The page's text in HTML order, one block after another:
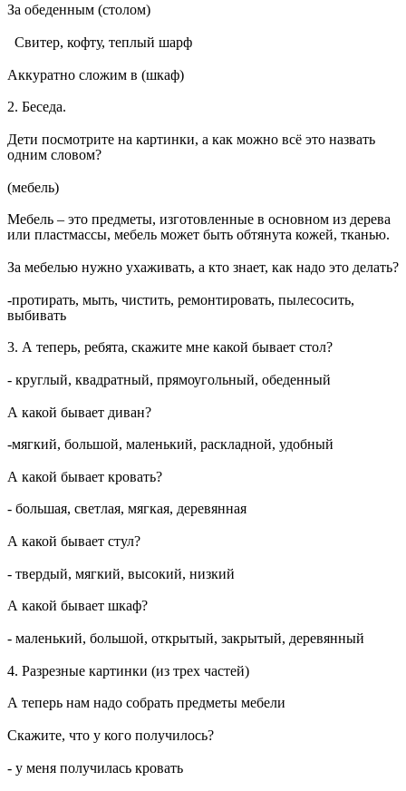
За обеденным (столом)
Свитер, кофту, теплый шарф
Аккуратно сложим в (шкаф)
2. Беседа.
Дети посмотрите на картинки, а как можно всё это назвать
одним словом?
(мебель)
Мебель – это предметы, изготовленные в основном из дерева
или пластмассы, мебель может быть обтянута кожей, тканью.
За мебелью нужно ухаживать, а кто знает, как надо это делать?
-протирать, мыть, чистить, ремонтировать, пылесосить,
выбивать
3. А теперь, ребята, скажите мне какой бывает стол?
- круглый, квадратный, прямоугольный, обеденный
А какой бывает диван?
-мягкий, большой, маленький, раскладной, удобный
А какой бывает кровать?
- большая, светлая, мягкая, деревянная
А какой бывает стул?
- твердый, мягкий, высокий, низкий
А какой бывает шкаф?
- маленький, большой, открытый, закрытый, деревянный
4. Разрезные картинки (из трех частей)
А теперь нам надо собрать предметы мебели
Скажите, что у кого получилось?
- у меня получилась кровать